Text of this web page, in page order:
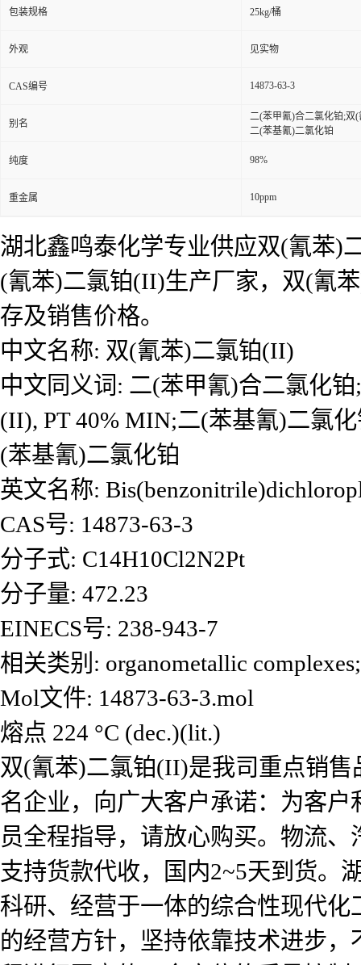
包装规格 25kg/桶
外观 见实物
CAS编号 14873-63-3
别名
二(苯甲氰)合二氯化铂;双
二(苯基氰)二氯化铂
纯度 98%
重金属 10ppm
湖北鑫鸣泰化学专业供应双(氰苯)
(氰苯)二氯铂(II)生产厂家，双(氰
存及销售价格。
中文名称: 双(氰苯)二氯铂(II)
中文同义词: 二(苯甲氰)合二氯化
(II), PT 40% MIN;二(苯基氰)二氯
(苯基氰)二氯化铂
英文名称:
CAS号: 14873-63-3
分子式: C14H10Cl2N2Pt
分子量: 472.23
EINECS号: 238-943-7
相关类别: organometallic
Mol文件: 14873-63-3.mol
熔点 224 °C (dec.)(lit.)
双(氰苯)二氯铂(II)是我司重点销
名企业，向广大客户承诺：为客
员全程指导，请放心购买。物流
支持货款代收，国内2~5天到货。
科研、经营于一体的综合性现代
的经营方针，坚持依靠技术进步